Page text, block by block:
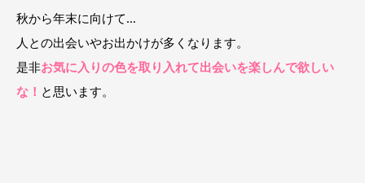
秋から年末に向けて…
人との出会いやお出かけが多くなります。
是非お気に入りの色を取り入れて出会いを楽しんで欲しい
な！ と思います。